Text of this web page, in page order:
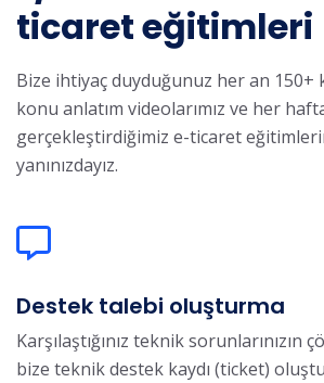
ticaret eğitimleri
Bize ihtiyaç duyduğunuz her an 150+
konu anlatım videolarımız ve her
gerçekleştirdiğimiz e-ticaret
yanınızdayız.
Destek talebi oluşturma
Karşılaştığınız teknik sorunlarınızın
bize teknik destek kaydı (ticket)